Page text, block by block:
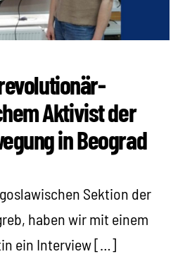
Aktivist der
in Beograd
Sektion der
haben wir mit einem
ein Interview […]